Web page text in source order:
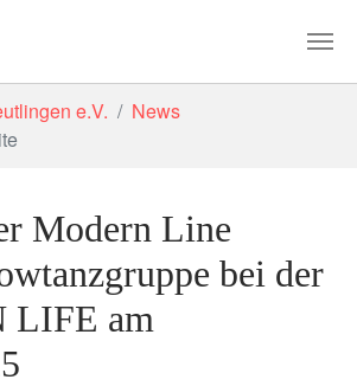
e.V.
News
Modern Line
bei der
LIFE am